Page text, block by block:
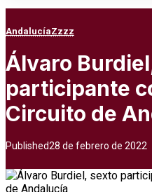
AndalucíaZzzz
Álvaro
participante
Circuito de
Published28 de febrero de 2022